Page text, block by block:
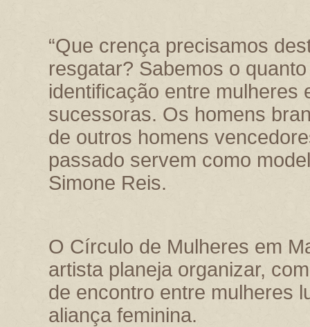
“Que crença precisamos
resgatar? Sabemos o
identificação entre mulheres
sucessoras. Os homens
de outros homens
passado servem como
Simone Reis.
O Círculo de Mulheres em
artista planeja organizar,
de encontro entre mulheres
aliança feminina.